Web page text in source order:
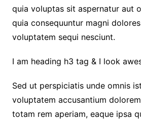
quia voluptas sit aspernatur aut
quia consequuntur magni
voluptatem sequi nesciunt.
I am heading h3 tag & I look
Sed ut perspiciatis unde omnis
voluptatem accusantium
totam rem aperiam, eaque ipsa